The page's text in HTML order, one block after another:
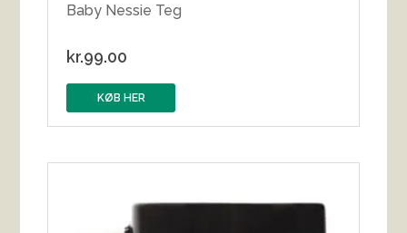
Baby Nessie Teg
kr.99.00
KØB HER